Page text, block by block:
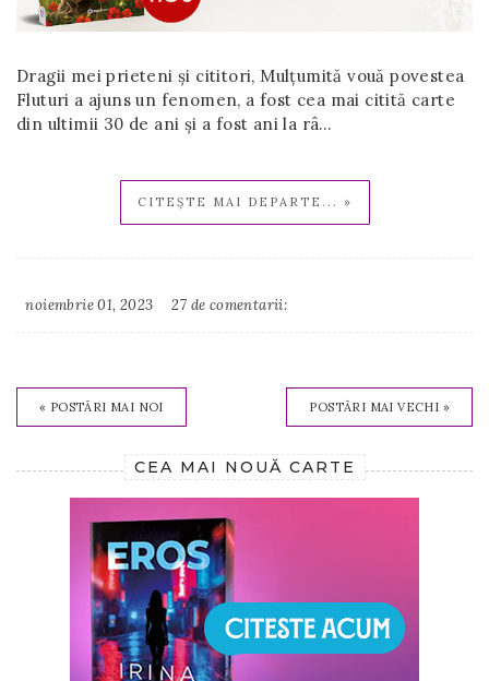
Dragii mei prieteni și cititori, Mulțumită vouă povestea
Fluturi a ajuns un fenomen, a fost cea mai citită carte
din ultimii 30 de ani și a fost ani la râ…
CITEȘTE MAI DEPARTE... »
noiembrie 01, 2023 27 de comentarii:
« POSTĂRI MAI NOI POSTĂRI MAI VECHI »
CEA MAI NOUĂ CARTE